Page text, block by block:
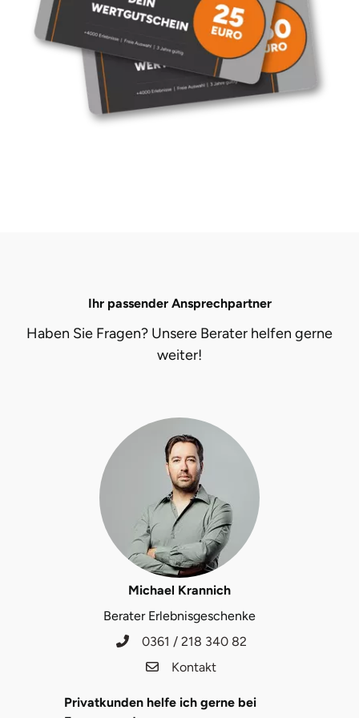
Ihr passender Ansprechpartner
Haben Sie Fragen? Unsere Berater helfen gerne
weiter!
Michael Krannich
Berater Erlebnisgeschenke
0361 / 218 340 82
Kontakt
Privatkunden helfe ich gerne bei
Düsseldorf
Erfurt
Fulda